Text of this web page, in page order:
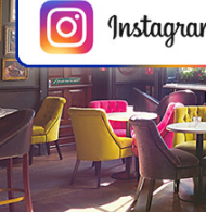
は販売特価からさらにお値引
ります。
2026年1月21日
【カタログ更新のお知らせ】
格改定のお知らせです。すべ
い。
2025年12月19日
【カタログ更新のお知らせ】
してカタログ改訂及び価格改